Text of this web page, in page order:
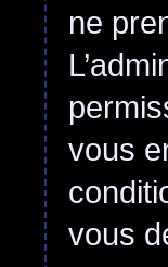
ne
vous
vous